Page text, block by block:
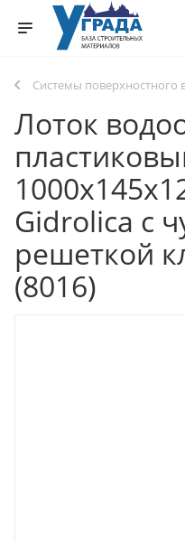
Системы поверхностного
Лоток
Gidrolica с
решеткой
(8016)